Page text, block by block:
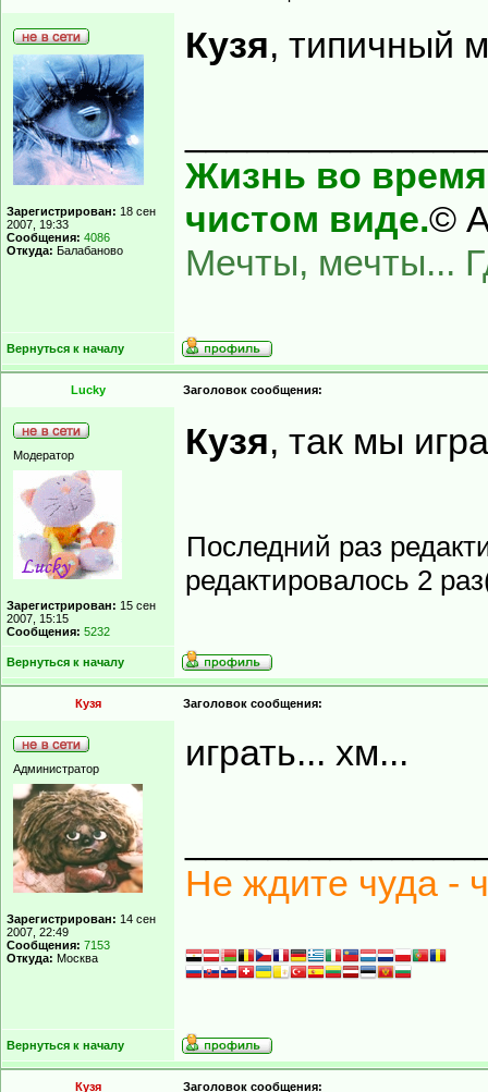
Зарегистрирован: 18 сен
2007, 19:33
Сообщения: 4086
Откуда: Балабаново
Кузя, типичный
Жизнь во время
чистом виде.©
Мечты, мечты...
Вернуться к началу
Lucky Заголовок сообщения:
Модератор
Зарегистрирован: 15 сен
2007, 15:15
Сообщения: 5232
Кузя, так мы
Последний раз
редактировалось 2
Вернуться к началу
Кузя Заголовок сообщения:
Администратор
Зарегистрирован: 14 сен
2007, 22:49
Сообщения: 7153
Откуда: Москва
играть... хм...
Не ждите чуда -
Вернуться к началу
Кузя Заголовок сообщения: